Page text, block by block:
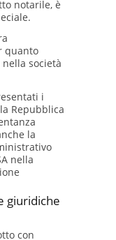
notarile, è
quanto
società
i
Repubblica
la
nella
giuridiche
con